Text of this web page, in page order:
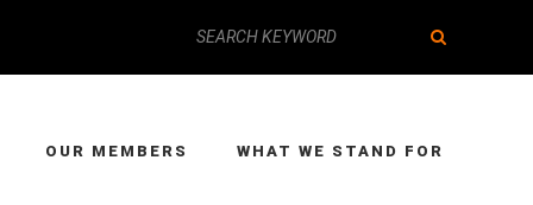
OUR MEMBERS WHAT WE STAND FOR